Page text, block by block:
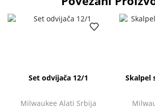
Set odvijača 12/1
Milwaukee Alati Srbija
Skalpel